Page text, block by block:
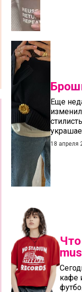
Еще
18 апреля
кафе